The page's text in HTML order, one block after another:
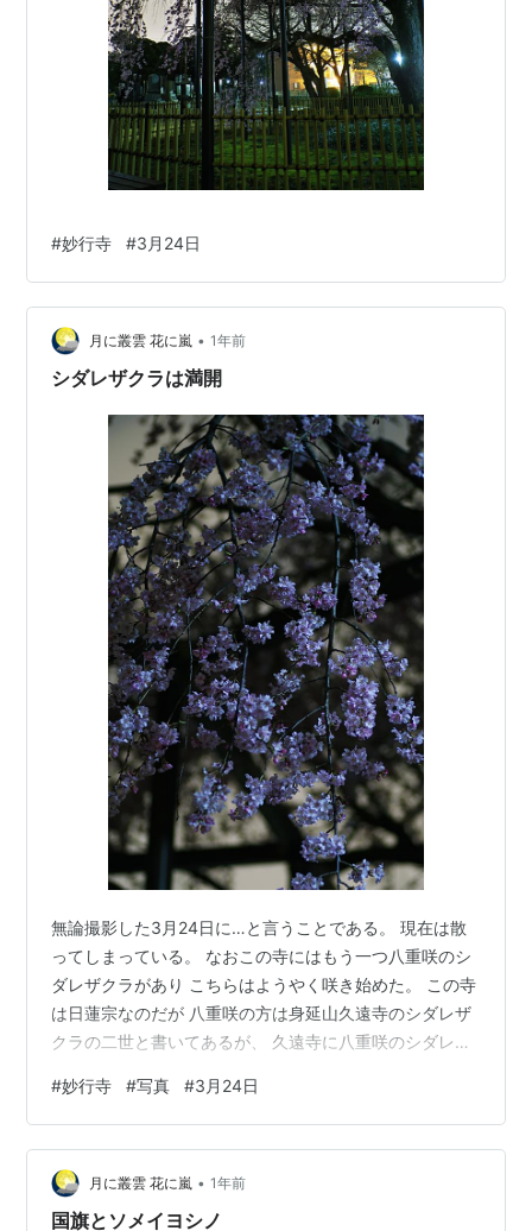
#妙行寺 #3月24日
月に叢雲 花に嵐 • 1年前
シダレザクラは満開
無論撮影した3月24日に…と言うことである。 現在は散
ってしまっている。 なおこの寺にはもう一つ八重咲のシ
ダレザクラがあり こちらはようやく咲き始めた。 この寺
は日蓮宗なのだが 八重咲の方は身延山久遠寺のシダレザ
クラの二世と書いてあるが、 久遠寺に八重咲のシダレザ
MACRO 100mmF2.8 WR SS13 F3.2 ISO100 PENTAXの
中望遠マクロレンズは 現在はHD D FA MACRO
100mmF2.8 WRと言うレンズが最新であり、 コーティン
グだけでなく、第三玉に貼り合わせの凹レンズが1枚追加
されている。 …
#妙行寺 #写真 #3月24日
月に叢雲 花に嵐 • 1年前
国旗とソメイヨシノ